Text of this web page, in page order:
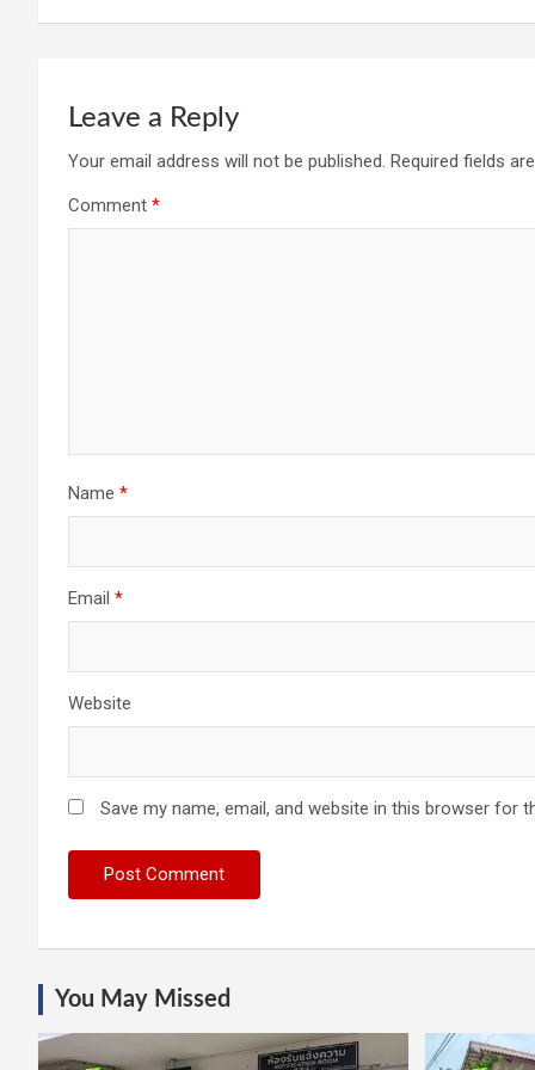
k
p
Leave a Reply
Your email address will not be published. Required fields
Comment *
Name *
Email *
Website
Save my name, email, and website in this browser for
You May Missed